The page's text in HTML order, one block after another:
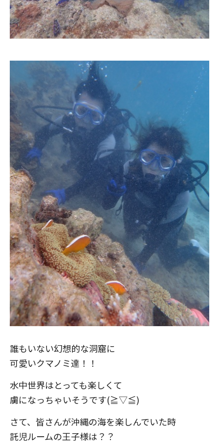
誰もいない幻想的な洞窟に
可愛いクマノミ達！！
水中世界はとっても楽しくて
虜になっちゃいそうです(≧▽≦)
さて、皆さんが沖縄の海を楽しんでいた時
託児ルームの王子様は？？